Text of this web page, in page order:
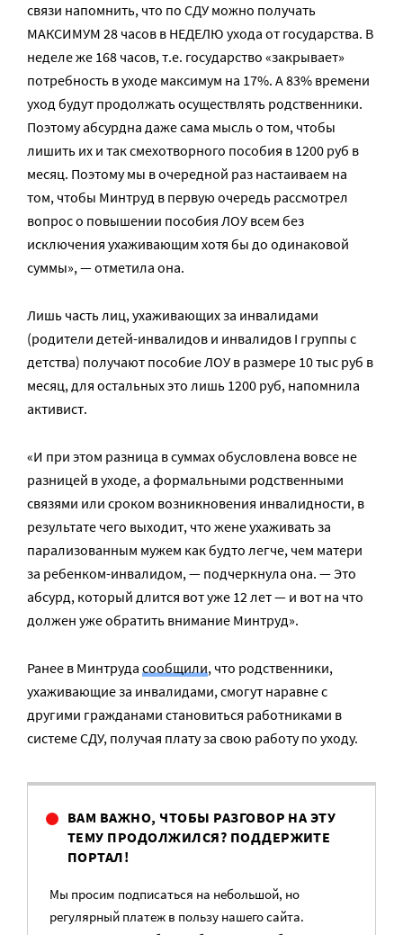
связи напомнить, что по СДУ можно получать
МАКСИМУМ 28 часов в НЕДЕЛЮ ухода от государства. В
неделе же 168 часов, т.е. государство «закрывает»
потребность в уходе максимум на 17%. А 83% времени
уход будут продолжать осуществлять родственники.
Поэтому абсурдна даже сама мысль о том, чтобы
лишить их и так смехотворного пособия в 1200 руб в
месяц. Поэтому мы в очередной раз настаиваем на
том, чтобы Минтруд в первую очередь рассмотрел
вопрос о повышении пособия ЛОУ всем без
исключения ухаживающим хотя бы до одинаковой
суммы», — отметила она.
Лишь часть лиц, ухаживающих за инвалидами
(родители детей-инвалидов и инвалидов I группы с
детства) получают пособие ЛОУ в размере 10 тыс руб в
месяц, для остальных это лишь 1200 руб, напомнила
активист.
«И при этом разница в суммах обусловлена вовсе не
разницей в уходе, а формальными родственными
связями или сроком возникновения инвалидности, в
результате чего выходит, что жене ухаживать за
парализованным мужем как будто легче, чем матери
за ребенком-инвалидом, — подчеркнула она. — Это
абсурд, который длится вот уже 12 лет — и вот на что
должен уже обратить внимание Минтруд».
Ранее в Минтруда сообщили, что родственники,
ухаживающие за инвалидами, смогут наравне с
другими гражданами становиться работниками в
системе СДУ, получая плату за свою работу по уходу.
ВАМ ВАЖНО, ЧТОБЫ РАЗГОВОР НА ЭТУ
ТЕМУ ПРОДОЛЖИЛСЯ? ПОДДЕРЖИТЕ
ПОРТАЛ!
Мы просим подписаться на небольшой, но
регулярный платеж в пользу нашего сайта.